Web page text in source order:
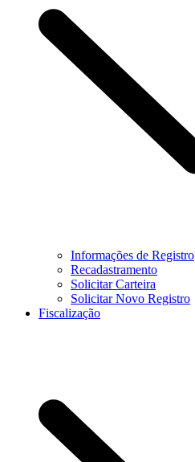
Informações de Registro
Recadastramento
Solicitar Carteira
Solicitar Novo Registro
Fiscalização